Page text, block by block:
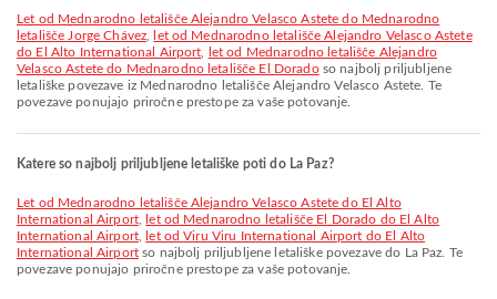
let od Mednarodno letališče Alejandro Velasco Astete do Mednarodno
letališče Jorge Chávez
let od Mednarodno letališče Alejandro Velasco Astete
do El Alto International Airport
let od Mednarodno letališče Alejandro
Velasco Astete do Mednarodno letališče El Doradoso najbolj priljubljene
letališke povezave iz Mednarodno letališče Alejandro Velasco Astete. Te
povezave ponujajo priročne prestope za vaše potovanje.
Katere so najbolj priljubljene letališke poti do La Paz?
let od Mednarodno letališče Alejandro Velasco Astete do El Alto
International Airport,
let od Mednarodno letališče El Dorado do El Alto
International Airport,
let od Viru Viru International Airport do El Alto
International Airportso najbolj priljubljene letališke povezave do La Paz. Te
povezave ponujajo priročne prestope za vaše potovanje.